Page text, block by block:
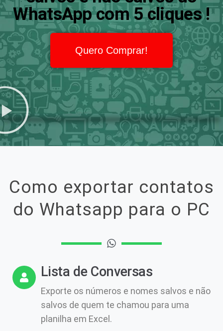
WhatsApp com 5 cliques !
Quero Comprar!
Como exportar contatos
do Whatsapp para o PC
Lista de Conversas
Exporte os números e nomes salvos e não
salvos de quem te chamou para uma
planilha em Excel.